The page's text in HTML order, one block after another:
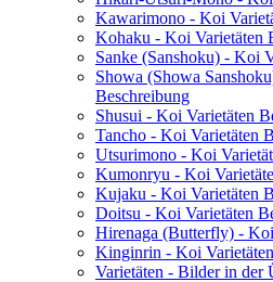
Kawarimono - Koi
Kohaku - Koi Varietäten
Sanke (Sanshoku) - Koi
Showa (Showa
Beschreibung
Shusui - Koi Varietäten
Tancho - Koi Varietäten
Utsurimono - Koi
Kumonryu - Koi
Kujaku - Koi Varietäten
Doitsu - Koi Varietäten
Hirenaga (Butterfly) -
Kinginrin - Koi
Varietäten - Bilder in der